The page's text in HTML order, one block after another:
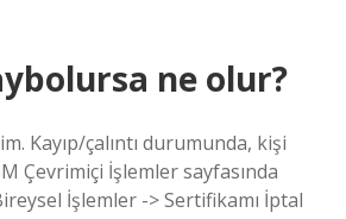
ne olur?
Kayıp/çalıntı durumunda, kişi
Çevrimiçi İşlemler sayfasında
İşlemler -> Sertifikamı İptal